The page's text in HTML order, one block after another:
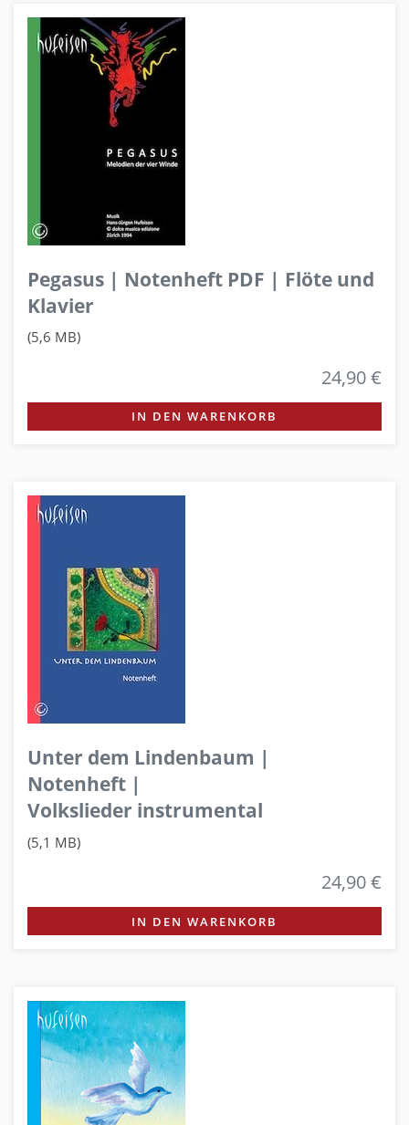
Pegasus | Notenheft PDF | Flöte und
Klavier
(5,6 MB)
24,90 €
IN DEN WARENKORB
Unter dem Lindenbaum |
Notenheft |
Volkslieder instrumental
(5,1 MB)
24,90 €
IN DEN WARENKORB